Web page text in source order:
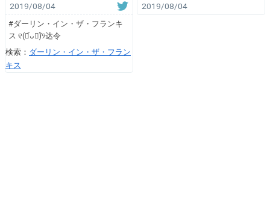
2019/08/04
#ダーリン・イン・ザ・フランキ
ス ୧(﹒︠ᴗ﹒︡)୨达令
検索： ダーリン・イン・ザ・フラン
キス
2019/08/04